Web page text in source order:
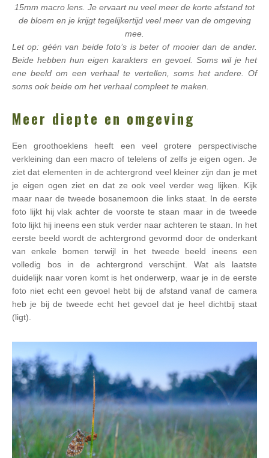
15mm macro lens. Je ervaart nu veel meer de korte afstand tot
de bloem en je krijgt tegelijkertijd veel meer van de omgeving
mee.
Let op: géén van beide foto’s is beter of mooier dan de ander.
Beide hebben hun eigen karakters en gevoel. Soms wil je het
ene beeld om een verhaal te vertellen, soms het andere. Of
soms ook beide om het verhaal compleet te maken.
Meer diepte en omgeving
Een groothoeklens heeft een veel grotere perspectivische
verkleining dan een macro of telelens of zelfs je eigen ogen. Je
ziet dat elementen in de achtergrond veel kleiner zijn dan je met
je eigen ogen ziet en dat ze ook veel verder weg lijken. Kijk
maar naar de tweede bosanemoon die links staat. In de eerste
foto lijkt hij vlak achter de voorste te staan maar in de tweede
foto lijkt hij ineens een stuk verder naar achteren te staan. In het
eerste beeld wordt de achtergrond gevormd door de onderkant
van enkele bomen terwijl in het tweede beeld ineens een
volledig bos in de achtergrond verschijnt. Wat als laatste
duidelijk naar voren komt is het onderwerp, waar je in de eerste
foto niet echt een gevoel hebt bij de afstand vanaf de camera
heb je bij de tweede echt het gevoel dat je heel dichtbij staat
(ligt).